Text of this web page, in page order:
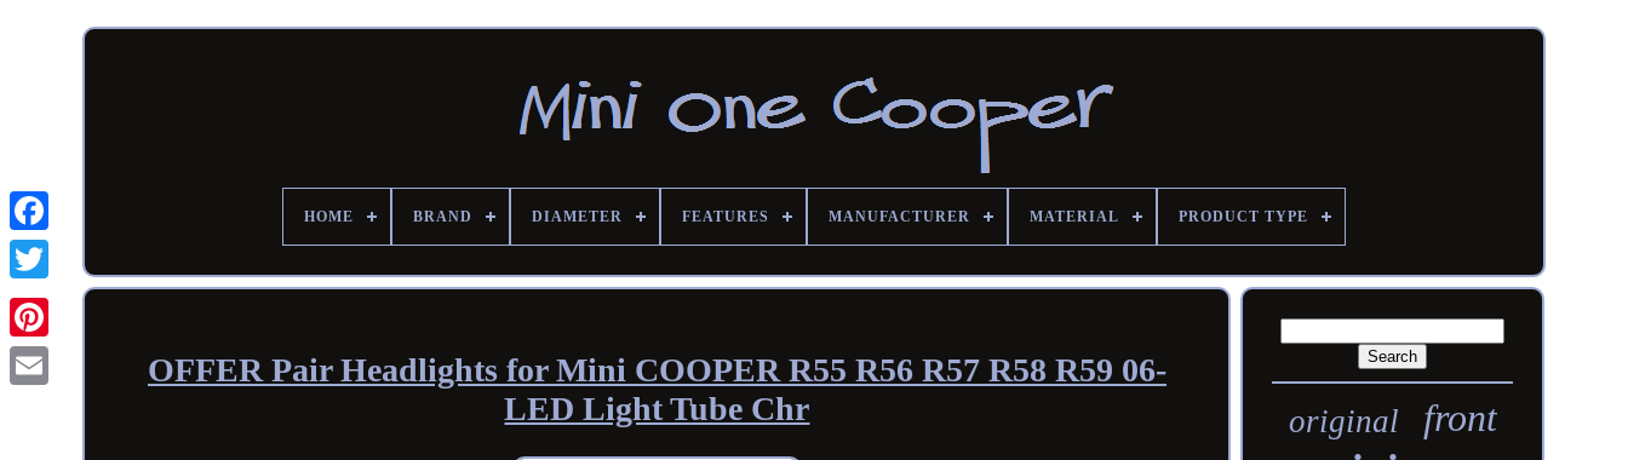
HOME BRAND DIAMETER FEATURES MANUFACTURER MATERIAL PRODUCT TYPE
OFFER Pair Headlights for Mini COOPER R55 R56 R57 R58 R59 06-
LED Light Tube Chr
original front